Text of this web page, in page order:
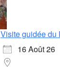
Visite guidée du
16 Août 26